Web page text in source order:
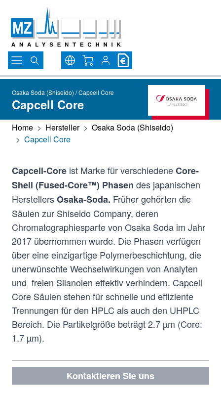
Direkt zum Inhalt
Warenkorb
Osaka Soda (Shiseido) / Capcell Core
Capcell Core
Home > Hersteller > Osaka Soda (Shiseido)
> Capcell Core
Capcell-Core ist Marke für verschiedeneCore-
Shell (Fused-Core™) Phasen des japanischen
HerstellersOsaka-Soda. Früher gehörten die
Säulen zur Shiseido Company, deren
Chromatographiesparte von Osaka Soda im Jahr
2017 übernommen wurde. Die Phasen verfügen
über eine einzigartige Polymerbeschichtung, die
unerwünschte Wechselwirkungen von Analyten
und freien Silanolen effektiv verhindern. Capcell
Core Säulen stehen für schnelle und effiziente
Trennungen für den HPLC als auch den UHPLC
Bereich. Die Partikelgröße beträgt 2.7 µm (Core:
1.7 µm).
Kontaktieren Sie uns